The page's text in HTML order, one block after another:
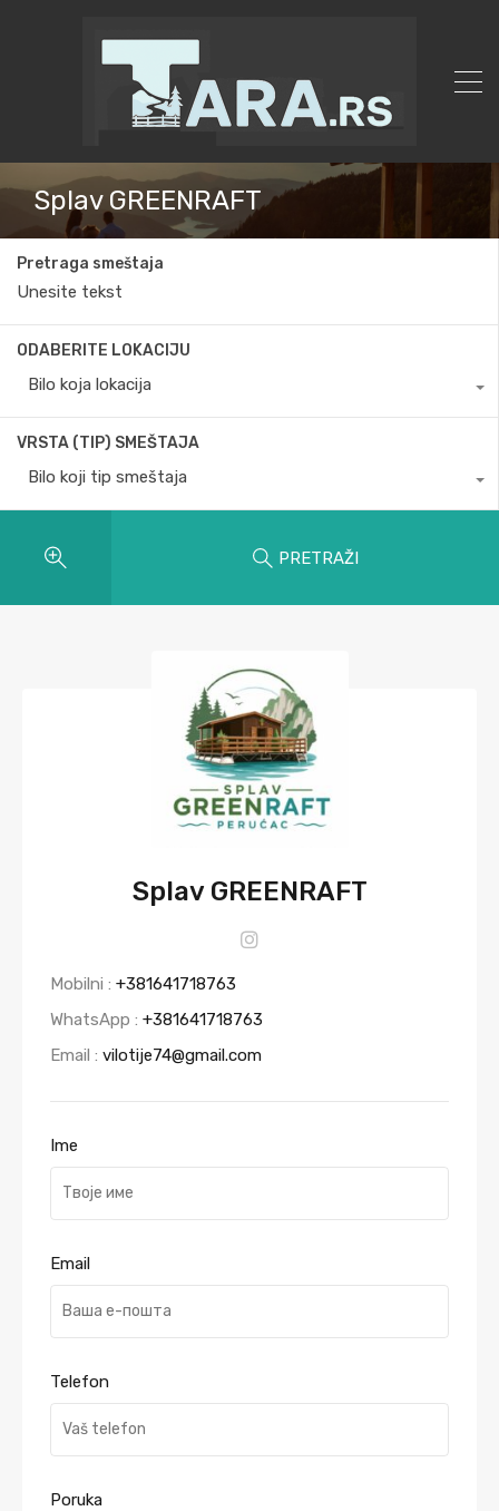
Splav GREENRAFT
Pretraga smeštaja
ODABERITE LOKACIJU
Bilo koja lokacija
VRSTA (TIP) SMEŠTAJA
Bilo koji tip smeštaja
PRETRAŽI
Splav GREENRAFT
Mobilni : +381641718763
WhatsApp : +381641718763
Email : vilotije74@gmail.com
Ime
Email
Telefon
Poruka